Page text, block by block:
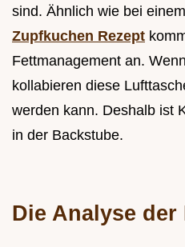
sind. Ähnlich wie bei einem
Zupfkuchen Rezept
Fettmanagement an.
kollabieren diese
werden kann. Deshalb ist
in der Backstube.
Die Analyse der